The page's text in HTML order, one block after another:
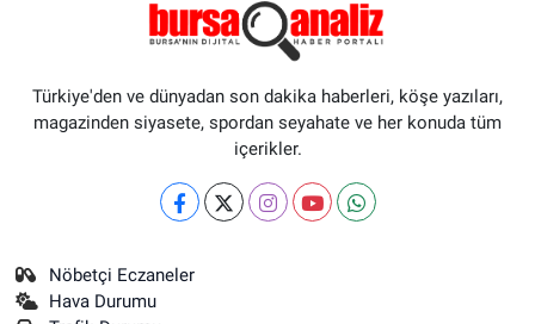
Türkiye'den ve dünyadan son dakika haberleri, köşe yazıları,
magazinden siyasete, spordan seyahate ve her konuda tüm
içerikler.
Nöbetçi Eczaneler
Hava Durumu